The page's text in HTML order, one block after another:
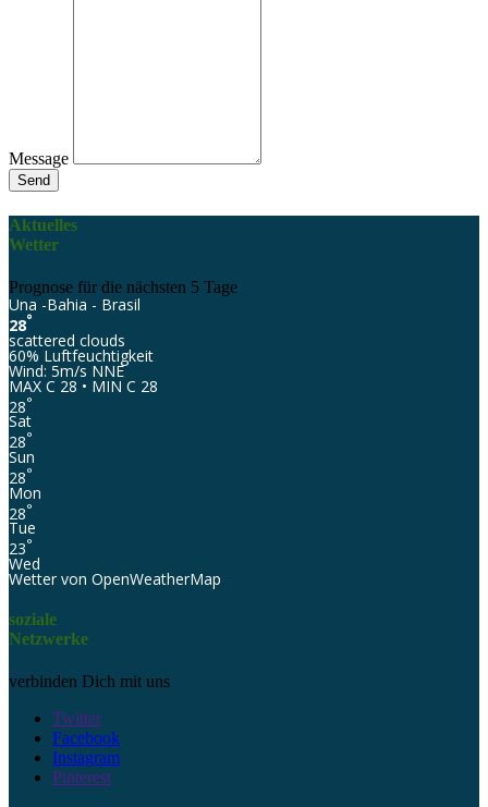
Message
Send
Aktuelles
Wetter
Prognose für die nächsten 5 Tage
Una -Bahia - Brasil
28°
scattered clouds
60% Luftfeuchtigkeit
Wind: 5m/s NNE
MAX C 28 • MIN C 28
28°
Sat
28°
Sun
28°
Mon
28°
Tue
23°
Wed
Wetter von OpenWeatherMap
soziale
Netzwerke
verbinden Dich mit uns
Twitter
Facebook
Instagram
Pinterest